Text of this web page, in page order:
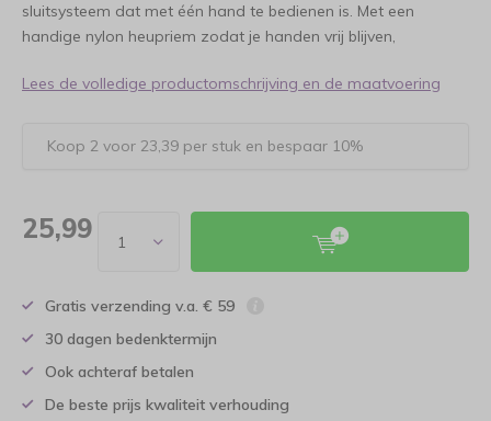
sluitsysteem dat met één hand te bedienen is. Met een
handige nylon heupriem zodat je handen vrij blijven,
Lees de volledige productomschrijving en de maatvoering
Koop 2 voor 23,39 per stuk en bespaar 10%
25,99
Gratis verzending v.a. € 59
30 dagen bedenktermijn
Ook achteraf betalen
De beste prijs kwaliteit verhouding